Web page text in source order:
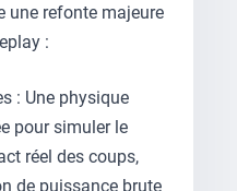
une refonte majeure
:
: Une physique
pour simuler le
réel des coups,
de puissance brute